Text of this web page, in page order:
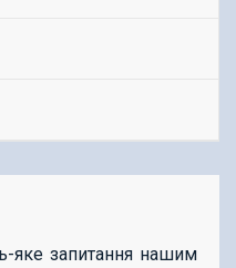
яке запитання нашим